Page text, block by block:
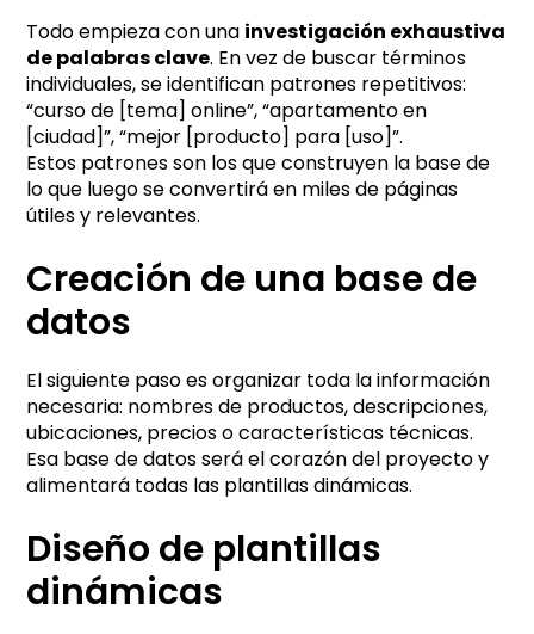
Todo empieza con una investigación exhaustiva
de palabras clave. En vez de buscar términos
individuales, se identifican patrones repetitivos:
“curso de [tema] online”, “apartamento en
[ciudad]”, “mejor [producto] para [uso]”.
Estos patrones son los que construyen la base de
lo que luego se convertirá en miles de páginas
útiles y relevantes.
Creación de una base de
datos
El siguiente paso es organizar toda la información
necesaria: nombres de productos, descripciones,
ubicaciones, precios o características técnicas.
Esa base de datos será el corazón del proyecto y
alimentará todas las plantillas dinámicas.
Diseño de plantillas
dinámicas